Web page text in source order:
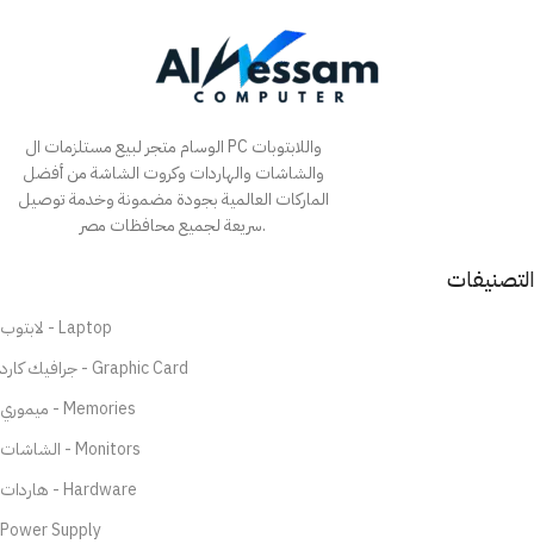
الوسام متجر لبيع مستلزمات ال PC واللابتوبات
والشاشات والهاردات وكروت الشاشة من أفضل
الماركات العالمية بجودة مضمونة وخدمة توصيل
سريعة لجميع محافظات مصر.
التصنيفات
لابتوب - Laptop
جرافيك كارد - Graphic Card
ميموري - Memories
الشاشات - Monitors
هاردات - Hardware
Power Supply